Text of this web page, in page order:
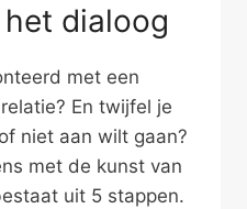
dialoog
met een
En twijfel je
niet aan wilt gaan?
met de kunst van
uit 5 stappen.